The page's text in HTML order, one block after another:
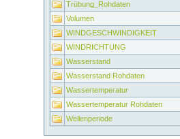
Trübung_Rohdaten
Volumen
WINDGESCHWINDIGKEIT
WINDRICHTUNG
Wasserstand
Wasserstand Rohdaten
Wassertemperatur
Wassertemperatur Rohdaten
Wellenperiode